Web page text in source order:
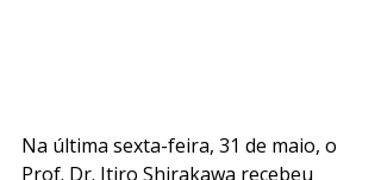
Na última sexta-feira, 31 de maio, o
Prof. Dr. Itiro Shirakawa recebeu